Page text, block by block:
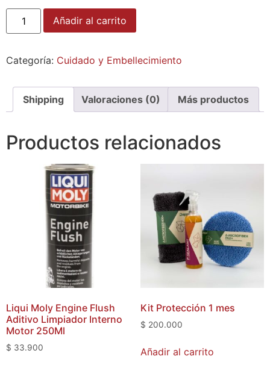
Añadir al carrito
Categoría: Cuidado y Embellecimiento
Shipping Valoraciones (0) Más productos
Productos relacionados
Liqui Moly Engine Flush
Aditivo Limpiador Interno
Motor 250Ml
$ 33.900
Kit Protección 1 mes
$ 200.000
Añadir al carrito